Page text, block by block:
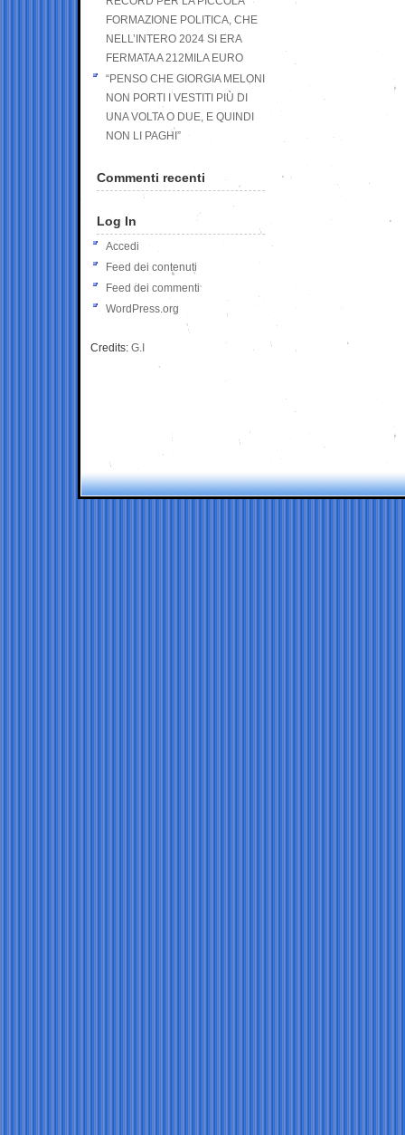
FORMAZIONE POLITICA, CHE
NELL’INTERO 2024 SI ERA
FERMATA A 212MILA EURO
“PENSO CHE GIORGIA MELONI
NON PORTI I VESTITI PIÙ DI
UNA VOLTA O DUE, E QUINDI
NON LI PAGHI”
Commenti recenti
Log In
Accedi
Feed dei contenuti
Feed dei commenti
WordPress.org
Credits: G.I